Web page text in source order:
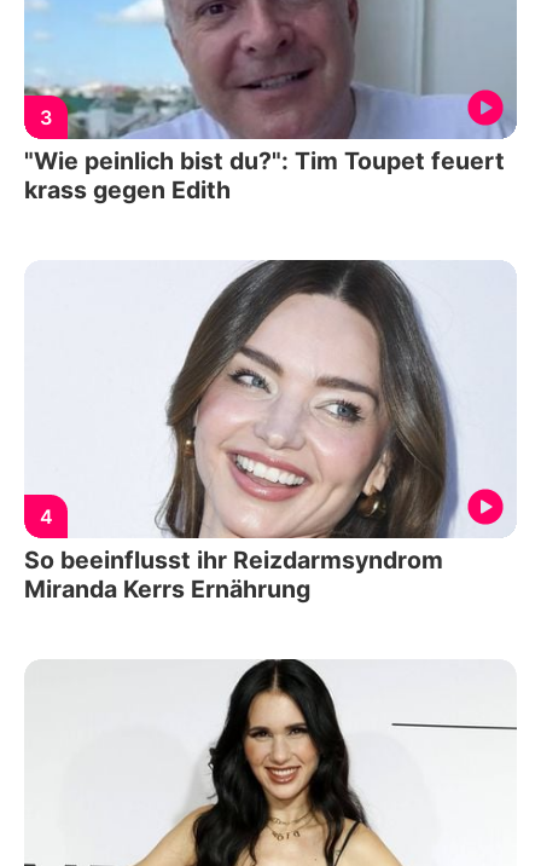
3
"Wie peinlich bist du?": Tim Toupet feuert
krass gegen Edith
4
So beeinflusst ihr Reizdarmsyndrom
Miranda Kerrs Ernährung